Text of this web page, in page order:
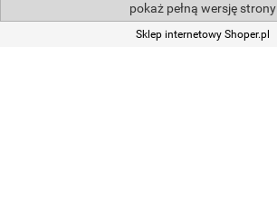
pokaż pełną wersję strony
Sklep internetowy Shoper.pl